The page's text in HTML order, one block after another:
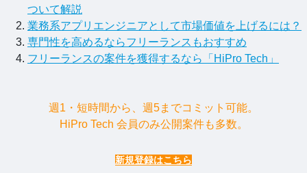
ついて解説
業務系アプリエンジニアとして市場価値を上げるには？
専門性を高めるならフリーランスもおすすめ
フリーランスの案件を獲得するなら「HiPro Tech」
週1・短時間から、週5までコミット可能。
HiPro Tech 会員のみ公開案件も多数。
新規登録はこちら